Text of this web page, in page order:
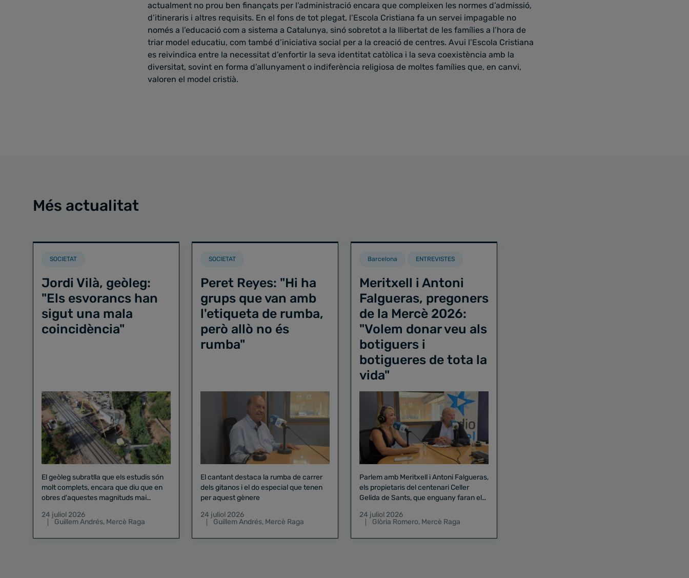
actualment no prou ben finançats per l’administració encara que compleixen les normes d’admissió,
d’itineraris i altres requisits. En el fons de tot plegat, l’Escola Cristiana fa un servei impagable no
només a l’educació com a sistema a Catalunya, sinó sobretot a la llibertat de les famílies a l’hora de
triar model educatiu, com també d’iniciativa social per a la creació de centres. Avui l’Escola Cristiana
es reivindica entre la necessitat d’enfortir la seva identitat catòlica i la seva coexistència amb la
diversitat, sovint en forma d’allunyament o indiferència religiosa de moltes famílies que, en canvi,
valoren el model cristià.
Més actualitat
SOCIETAT
Jordi Vilà, geòleg:
"Els esvorancs han
sigut una mala
coincidència"
El geòleg subratlla que els estudis són
molt complets, encara que diu que en
obres d'aquestes magnituds mai
24 juliol 2026
Guillem Andrés, Mercè Raga
SOCIETAT
Peret Reyes: "Hi ha
grups que van amb
l'etiqueta de rumba,
però allò no és
rumba"
El cantant destaca la rumba de carrer
dels gitanos i el do especial que tenen
per aquest gènere
24 juliol 2026
Guillem Andrés, Mercè Raga
Barcelona ENTREVISTES
Meritxell i Antoni
Falgueras, pregoners
de la Mercè 2026:
"Volem donar veu als
botiguers i
botigueres de tota la
vida"
Parlem amb Meritxell i Antoni Falgueras,
els propietaris del centenari Celler
Gelida de Sants, que enguany faran el
24 juliol 2026
Glòria Romero, Mercè Raga